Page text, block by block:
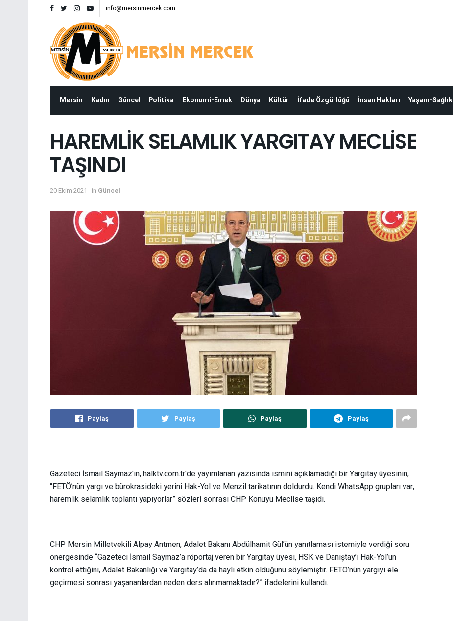
info@mersinmercek.com
Mersin Kadın Güncel Politika Ekonomi-Emek Dünya Kültür İfade Özgürlüğü İnsan Hakları Yaşam-Sağlık
HAREMLİK SELAMLIK YARGITAY MECLİSE
TAŞINDI
20 Ekim 2021 in Güncel
Paylaş Paylaş Paylaş Paylaş
Gazeteci İsmail Saymaz’ın, halktv.com.tr’de yayımlanan yazısında ismini açıklamadığı bir Yargıtay üyesinin,
“FETÖ’nün yargı ve bürokrasideki yerini Hak-Yol ve Menzil tarikatının doldurdu. Kendi WhatsApp grupları var,
haremlik selamlık toplantı yapıyorlar” sözleri sonrası CHP Konuyu Meclise taşıdı.
CHP Mersin Milletvekili Alpay Antmen, Adalet Bakanı Abdülhamit Gül’ün yanıtlaması istemiyle verdiği soru
önergesinde “Gazeteci İsmail Saymaz’a röportaj veren bir Yargıtay üyesi, HSK ve Danıştay’ı Hak-Yol’un
kontrol ettiğini, Adalet Bakanlığı ve Yargıtay’da da hayli etkin olduğunu söylemiştir. FETÖ’nün yargıyı ele
geçirmesi sonrası yaşananlardan neden ders alınmamaktadır?” ifadelerini kullandı.